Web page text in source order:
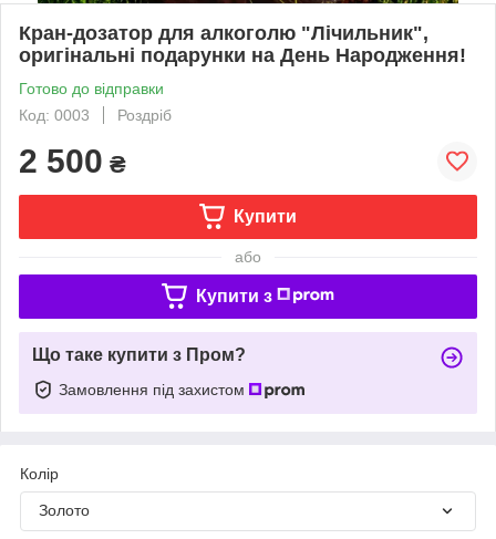
Кран-дозатор для алкоголю "Лічильник",
оригінальні подарунки на День Народження!
Готово до відправки
Код: 0003
Роздріб
2 500 ₴
Купити
або
Купити з
Що таке купити з Пром?
Замовлення під захистом
Колір
Золото